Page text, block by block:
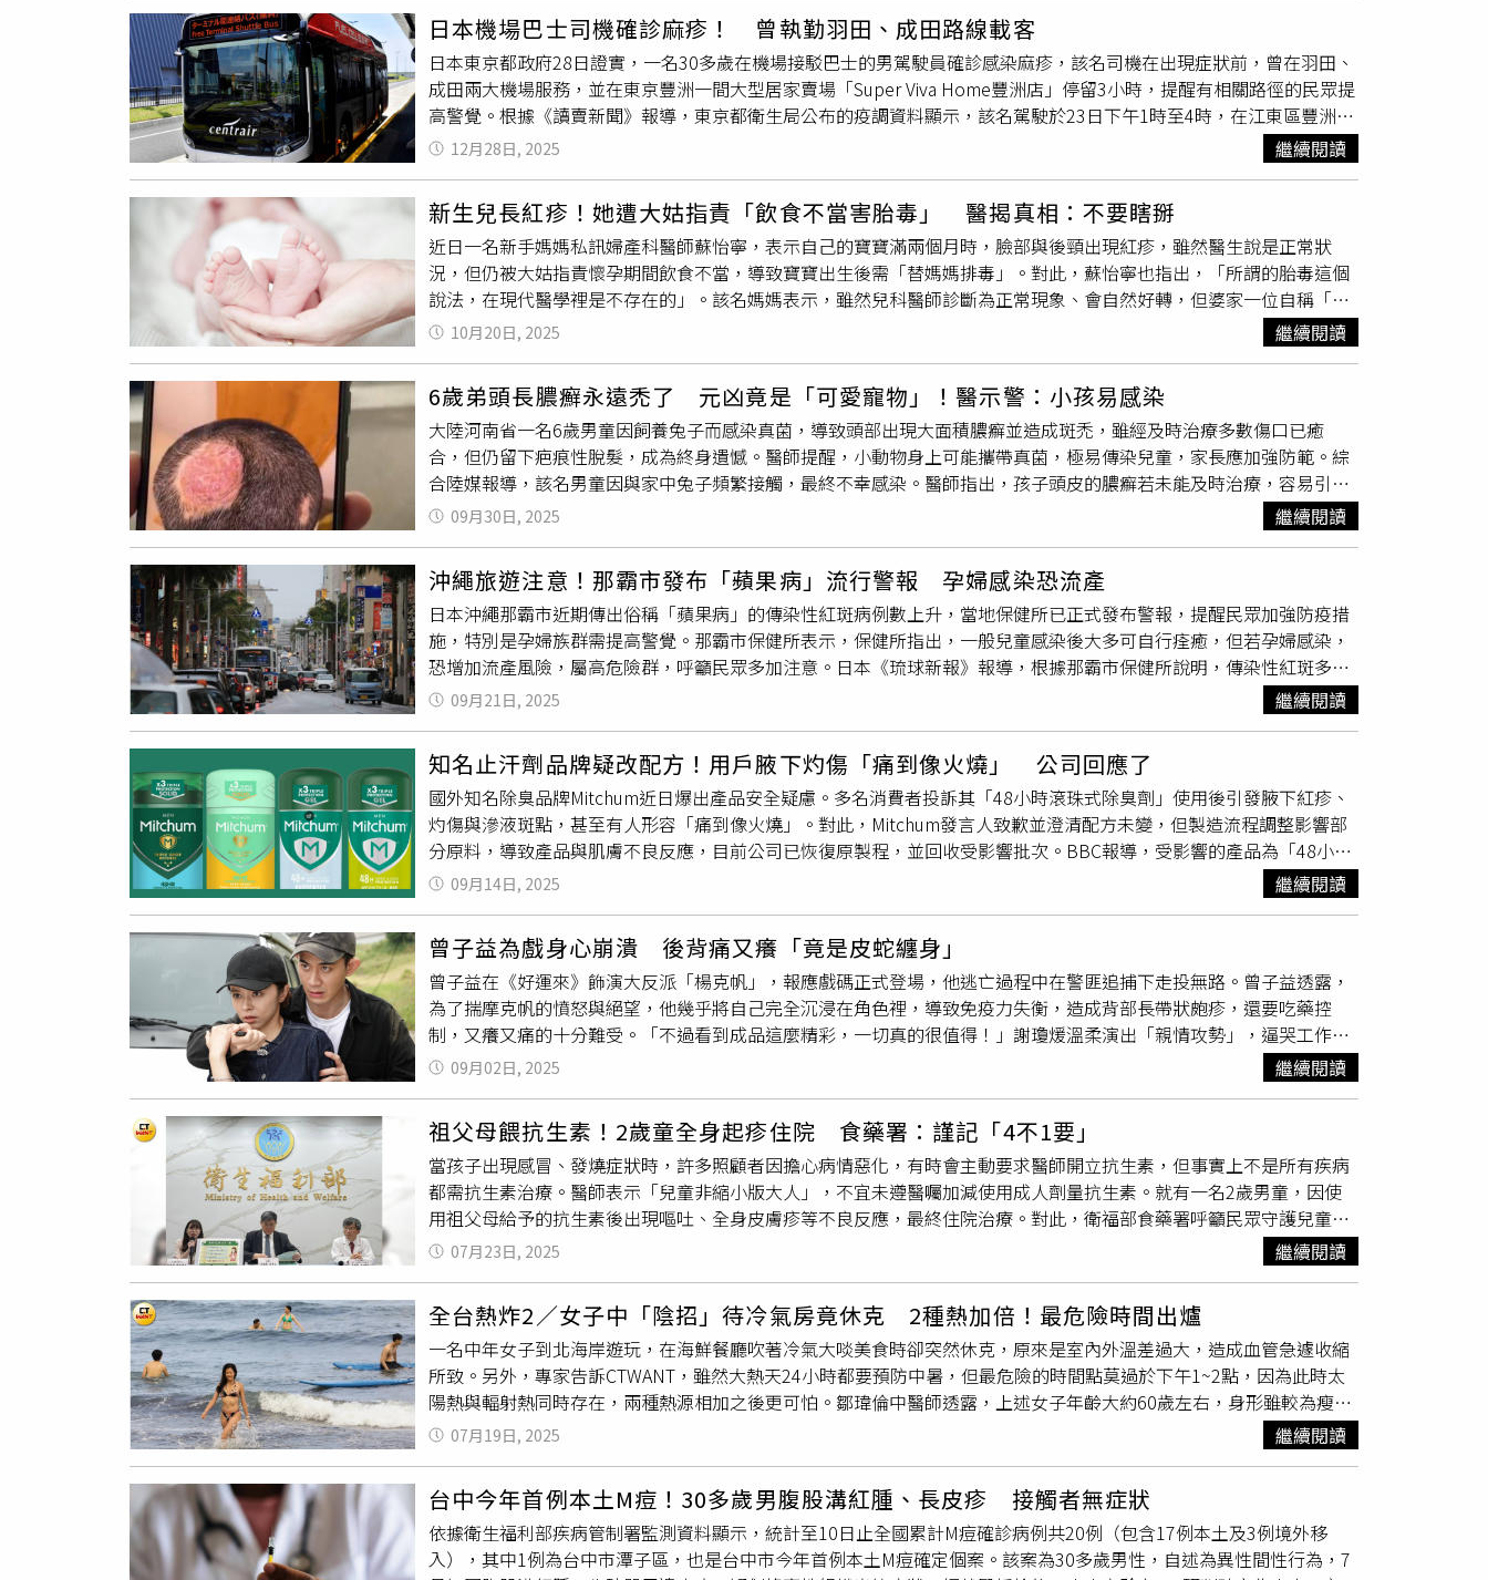
在柬埔寨失去自由的日子，雖然擁擠高溫導致長疹子等問題，但也反思很多，是人生重要歷程。據了解，晚安小雞預計
將在數月後獲釋，屆時依照柬埔寨規定將被驅逐出境且終生不得再入境柬埔寨，各界外界關注他獲釋後是否會被遣返到
對岸？蕭光偉對此強調，在尊重柬國司法以及行政程序的前提之下，會促請柬國政府依「國籍管轄原則」，將我方國籍
人士遣送回台，外交部也會持續提供必要的協助。蕭光偉強調，「晚安小雞」案子已經由柬埔寨的司法機關判決確定，
後續司法處置以及行政處理必須由柬埔寨政府辦理，此案則已經指示我方駐胡志明辦事處持續與柬埔寨政府相關的機關
以及當事人的家屬保持聯繫。蕭光偉重申，外交部現階段依照國際慣例實在不便就特定個案進行預測或者是評論，但外
交部一向以維護國人的權益為最優先的考量，請民眾相信。※CTWANT提醒您：拒絕暴力！尊重身體自主權！請撥打
113、110網紅「晚安小雞」（前排左2）自柬埔寨監牢出獄後將何去何從？各界關注。（圖／報系資料照）
日本機場巴士司機確診麻疹！ 曾執勤羽田、成田路線載客
日本東京都政府28日證實，一名30多歲在機場接駁巴士的男駕駛員確診感染麻疹，該名司機在出現症狀前，曾在羽田、
成田兩大機場服務，並在東京豐洲一間大型居家賣場「Super Viva Home豐洲店」停留3小時，提醒有相關路徑的民眾提
高警覺。根據《讀賣新聞》報導，東京都衛生局公布的疫調資料顯示，該名駕駛於23日下午1時至4時，在江東區豐洲的
「Super Viva Home豐洲店」1樓停留3小時，24日仍工作3個班次，包含上午9時45分自竹芝、臨海、豐洲一帶開往成田
機場，下午1時45分自成田機場開往銀座，以及傍晚5時15分自羽田機場開往豐洲。東京都政府指出，該名司機並無海外
旅遊史，23日開始出現症狀，隨後因發燒、起
及眼睛充血等病況就醫確診，目前當局已掌握其職場內約30名接觸
者，並進行健康觀察。東京都當局呼籲，若曾在上述時間搭乘相關班次的機場接駁巴士，或於同時段出入「Super Viva
Home豐洲店」的民眾，若出現發燒、起疹子、咳嗽、流鼻水或眼睛充血等疑似麻疹症狀，應儘速就醫，並避免搭乘大
眾運輸工具。由於麻疹主要藉由空氣傳播具極強傳染力，未具免疫力者一旦接觸感染者，感染風險幾乎接近100%，呼
籲民眾應提高警覺。
12月28日, 2025 繼續閱讀
新生兒長紅疹！她遭大姑指責「飲食不當害胎毒」 醫揭真相：不要瞎掰
近日一名新手媽媽私訊婦產科醫師蘇怡寧，表示自己的寶寶滿兩個月時，臉部與後頸出現紅疹，雖然醫生說是正常狀
況，但仍被大姑指責懷孕期間飲食不當，導致寶寶出生後需「替媽媽排毒」。對此，蘇怡寧也指出，「所謂的胎毒這個
說法，在現代醫學裡是不存在的」。該名媽媽表示，雖然兒科醫師診斷為正常現象、會自然好轉，但婆家一位自稱「食
療師」的大姑卻認為這是「胎毒」，指責自己在懷孕期間飲食不當，才會導致寶寶出生後需「替媽媽排毒」，甚至將嬰
兒抱去正中午曝曬太陽，讓她心疼不已，因此向蘇醫師求助，希望有專業的醫學說法能讓對方「閉嘴」。對此，蘇怡寧
醫師在臉書發文回應，直言「所謂的胎毒這個說法，在現代醫學裡是不存在的」，並表示理解媽媽面對「情緒勒索」時
的委屈與無力，「我懂妳的無力跟委屈，我真的懂。明明只是再平常不過的新生兒皮膚現象，為什麼要被貼上一個彷彿
媽媽犯了什麼錯的標籤咧？」蘇怡寧指出，嬰兒臉上紅疹的常見原因包括「新生兒粉刺」、「熱疹」、「汗疹」或「脂
漏性皮膚炎」等，這些都屬於皮膚適應外界的自然過程，通常兩三個月內會自行好轉，根本不需要「退胎毒」，「它既
不是疾病名稱，也沒有任何毒需要被排。你不是武俠小說中的武林高手被小人下毒需要排毒，更沒有什麼寶寶要替媽媽
受苦的說法，真的不要瞎掰，謝謝。」蘇怡寧同時提醒，讓嬰兒在正中午曝曬太陽是錯誤行為，「嬰兒皮膚非常薄嫩，
曬幾分鐘就可能曬傷。太陽底下看起來氣色變好，那只是被曬紅了而已好嗎。」若是為了補充維生素D，蘇怡寧建議應
選擇早上九點前或下午四點後陽光較溫和的時段，每天讓寶寶曬約十分鐘即可，僅需露出小手小腳，不必全身曝曬。至
於關於孕婦飲食是否影響寶寶皮膚問題，蘇怡寧強調，只要飲食均衡、避免菸酒與毒品，現代人不會因為「懷孕吃錯東
西」讓孩子長疹子。最後蘇怡寧也語重心長地寫道，「世界上沒有什麼胎毒，只有還在努力長大的小寶貝，跟努力學會
放下罪惡感、不要隨便被情緒勒索的媽咪。無知的大人嘴巴最毒。」蘇怡寧呼籲社會大眾不要再以「胎毒」等無根據的
說法，將責任推給母親或誤導新手爸媽。
10月20日, 2025 繼續閱讀
6歲弟頭長膿癬永遠禿了 元凶竟是「可愛寵物」！醫示警：小孩易感染
大陸河南省一名6歲男童因飼養兔子而感染真菌，導致頭部出現大面積膿癬並造成斑禿，雖經及時治療多數傷口已癒
合，但仍留下疤痕性脫髮，成為終身遺憾。醫師提醒，小動物身上可能攜帶真菌，極易傳染兒童，家長應加強防範。綜
合陸媒報導，該名男童因與家中兔子頻繁接觸，最終不幸感染。醫師指出，孩子頭皮的膿癬若未能及時治療，容易引發
嚴重脫髮，甚至造成永久性毛囊損傷。醫師建議，兒童接觸小動物後務必洗手，家長日常也應觀察寵物體表是否出現膿
，經當地醫院
治療卻未見好轉，反而出現膿包及大面積脫髮。焦急之下，她帶女兒前往湖南省兒童醫院就診，經皮膚科副主任醫師羅
鸯鸯診斷為「膿癬」。更令人驚訝的是，林女士的兒子也因相同症狀曾到院治療，姐弟倆最終均確診為「膿癬」。醫師
進一步了解後發現，林家同樣飼養兔子，孩子們每天都會與兔子玩耍、餵食。羅鸯鸯表示，約八成以上膿癬患兒都與接
觸兔子有關，少部分則與狗有關。因為相關真菌偏好寄生於動物皮毛，一旦小孩直接接觸便可能受到感染。醫師指出，
近20年來膿癬病例增加，與家養寵物數量上升有直接關聯。雖然人們的衛生意識提高，但由於寵物長期與人共同生活在
室內，單靠清潔與洗手難以完全避免風險。專家呼籲，飼主應重視寵物健康並定期檢查，避免因寵物傳染疾病而影響家
人健康。
09月30日, 2025 繼續閱讀
沖繩旅遊注意！那霸市發布「蘋果病」流行警報 孕婦感染恐流產
日本沖繩那霸市近期傳出俗稱「蘋果病」的傳染性紅斑病例數上升，當地保健所已正式發布警報，提醒民眾加強防疫措
施，特別是孕婦族群需提高警覺。那霸市保健所表示，保健所指出，一般兒童感染後大多可自行痊癒，但若孕婦感染，
恐增加流產風險，屬高危險群，呼籲民眾多加注意。日本《琉球新報》報導，根據那霸市保健所說明，傳染性紅斑多發
生於幼兒及兒童，主要症狀為輕微發燒或感冒症狀後，兩頰出現鮮紅色
，因形似蘋果而俗稱「蘋果病」。此疾病的
傳染力最強期通常在患者出現感冒症狀時，透過咳嗽、打噴嚏產生的飛沫即可傳播，與一般呼吸道疾病的傳染方式相
因此市保健所決定發布流行警報，提醒市民提高防範意識。保健所指出，一般兒童感染後大多可自行痊癒，但若孕婦感
染，恐增加流產風險，屬高危險群。為此，當局呼籲有感冒症狀的民眾應配戴口罩，並加強個人衛生習慣，包括勤洗
手、保持良好咳嗽禮節，以減少傳播風險。醫療單位也建議，家長一旦發現孩子出現疑似症狀，應及早就醫，並避免讓
孩子參加群體活動或前往人潮擁擠場所，以降低群聚感染的可能性。那霸市保健所再次強調，面對「蘋果病」疫情升
溫，市民需成為「聰明的防疫者」，日常生活中保持警覺與良好衛生習慣，才能有效降低疫情擴散，保障自身與家人的
09月21日, 2025 繼續閱讀
知名止汗劑品牌疑改配方！用戶腋下灼傷「痛到像火燒」 公司回應了
國外知名除臭品牌Mitchum近日爆出產品安全疑慮。多名消費者投訴其「48小時滾珠式除臭劑」使用後引發腋下紅疹、
灼傷與滲液斑點，甚至有人形容「痛到像火燒」。對此，Mitchum發言人致歉並澄清配方未變，但製造流程調整影響部
分原料，導致產品與肌膚不良反應，目前公司已恢復原製程，並回收受影響批次。BBC報導，受影響的產品為「48小時
滾珠止汗除臭劑」，部分批次在英國、愛爾蘭及南非上市後，引發廣泛不良反應。消費者在TikTok等社群平台分享使用
經驗，有人表示腋下出現「滲液紅腫斑點」與「二級化學灼傷」，甚至無法入睡；也有人指出腋下皮膚長出粉紅疹子並
結痂，使用後痛苦難當。來自曼徹斯特的34歲顧客巴特瑞（Steph Buttery）表示，她使用Mitchum逾15年，但自7月改
用新瓶「粉香型噴霧式除臭劑」後，腋下立即出現紅疹與搔癢，還伴隨明顯異味，嚴重影響日常生活與工作場合的自
信，最終改用其他品牌，症狀隨即消退，直言「這輩子都不會再使用Mitchum」。對此，Mitchum發言人發表聲明，對
消費者的不適深表歉意，並澄清產品配方並未更動，但製造流程一度調整，導致部分原料與肌膚產生不良反應。公司強
調，問題已被確認並修復，目前已恢復原始製程，並正全力回收受影響的100毫升滾珠產品，以避免進一步風險。發言
人補充，噴霧式除臭劑並未受此次事件波及，且公司正積極處理市場上殘餘問題產品，呼籲受影響的消費者盡快與客服
聯繫，以便提供補償與協助。事件持續在社群平台引發熱議，不少用戶表示將全面抵制Mitchum產品，並轉向天然除臭
品牌。
09月14日, 2025 繼續閱讀
曾子益為戲身心崩潰 後背痛又癢「竟是皮蛇纏身」
曾子益在《好運來》飾演大反派「楊克帆」，報應戲碼正式登場，他逃亡過程中在警匪追捕下走投無路。曾子益透露，
為了揣摩克帆的憤怒與絕望，他幾乎將自己完全沉浸在角色裡，導致免疫力失衡，造成背部長帶狀皰疹，還要吃藥控
制，又癢又痛的十分難受。「不過看到成品這麼精彩，一切真的很值得！」謝瓊煖溫柔演出「親情攻勢」，逼哭工作人
員。（圖／民視）而報應戲碼的關鍵人物，就是王瞳飾演的臥底「孟婷」。王瞳坦言，近期拍攝對她而言不只是心力交
瘁，更像體力極限挑戰，「就像比了一場鐵人三項！」她笑說，連日馬不停蹄的外景、棚內拍攝，加上大場面打戲，讓
也過敏不斷。劇中，謝瓊煖飾演的奶奶，是曾子益的罩門，讓他突破心防自願投案。曾子益表示，與謝
瓊煖對戲時完全被對方的能量感染，「瓊煖姐一摸我的頭，我就立刻淚崩！她給我滿滿的力量，讓我能真實體會克帆最
脆弱的一面。」拍攝當下，謝瓊煖其實因頭部受傷包著繃帶，忍到拍完才笑著喊「我的頭超癢啦！」逗樂現場工作人
員。
09月02日, 2025 繼續閱讀
祖父母餵抗生素！2歲童全身起疹住院 食藥署：謹記「4不1要」
當孩子出現感冒、發燒症狀時，許多照顧者因擔心病情惡化，有時會主動要求醫師開立抗生素，但事實上不是所有疾病
都需抗生素治療。醫師表示「兒童非縮小版大人」，不宜未遵醫囑加減使用成人劑量抗生素。就有一名2歲男童，因使
用祖父母給予的抗生素後出現嘔吐、全身皮膚疹等不良反應，最終住院治療。對此，衛福部食藥署呼籲民眾守護兒童用
藥安全，使用抗生素四不一要，包括不主動要求抗生素、不隨便自己買抗生素吃、不吃他人抗生素、不隨便停藥。衛福
部食藥署今天召開「守護兒童用藥安全，使用抗生素四不一要」記者會，林口長庚醫院兒童一般醫學科、兒科急診主治
細菌感染的疾病無效。他也指出，醫師通常開立抗生素的情況包括流感、急性中耳炎、C型肺炎、泌尿道感染等疾病，
當兒童因病使用抗生素時，醫師、家長角色就很重要。吳昌騰說，兒童不是縮小版大人，體內各系統尚未完全發育成
熟，對於藥物的吸收、代謝、排泄和作用方式與成人有很大不同，因此即使是「減量處理」，也無法準確推估安全劑
量，部分藥品在兒童身上可能導致呼吸抑制、腸阻塞、抽搐、心律不整等嚴重不良反應，因此醫師開立兒童抗生素時須
以年齡、體重或體表面積為標準，像常見的安莫西林（Amoxicillin），15公斤幼兒的劑量不像成人需500毫克，約200毫
克即可。林口長庚醫院兒童一般醫學科、兒科急診主治醫師吳昌騰。（圖／林則澄攝）吳昌騰提到，有名2歲男童由祖
父母負責日常照護，男童傳染性單核球增生症（EB病毒感染）發燒後，祖父母未帶男童就醫，因擔心男童不適，基於過
去自身經驗，擅自取用家中留下的退燒藥及成人安莫西林（Amoxicillin）500毫克，將抗生素減量後給予男童服用，結果
男童服藥後陸續出現噁心、嘔吐、全身皮膚疹，且有食慾明顯下降、活動力變差，最後必須住院治療。吳昌騰說，以抗
生素安莫西林（Amoxicillin）為例，若兒童使用成人劑量，有可能導致大便次數與頻率改變，排泄物的型態也可能有異
07月23日, 2025 繼續閱讀
全台熱炸2／女子中「陰招」待冷氣房竟休克 2種熱加倍！最危險時間出爐
一名中年女子到北海岸遊玩，在海鮮餐廳吹著冷氣大啖美食時卻突然休克，原來是室內外溫差過大，造成血管急遽收縮
所致。另外，專家告訴CTWANT，雖然大熱天24小時都要預防中暑，但最危險的時間點莫過於下午1~2點，因為此時太
陽熱與輻射熱同時存在，兩種熱源相加之後更可怕。鄒瑋倫中醫師透露，上述女子年齡大約60歲左右，身形雖較為瘦
弱，但一向健康，七月初女子到貢寮遊玩，天氣酷熱於是「躲」進餐廳吃飯，沒想到女子突然昏倒、翻白眼，幸好緊急
送醫後恢復健康。「應該是溫差太大！一般在很熱的環境，人體的血管是舒張的，要散熱；但是瞬間到一個很冷的地
說，相反來說，如果平常長時間吹冷氣，身體血液循環就會逐漸變慢，但室外氣溫高又會促使血流加快，就會造成體內
循環跟不上夏天的快節奏，讓體質變得虛寒濕冷，陷入惡性循環。國泰醫院心臟內科醫師陳玠宇曾受訪表示，雖然沒有
研究特別提到差幾度會提高風險，不過一般會建議最好不要超過5至10度，尤其心臟病一發作往往難以搶救，建議有心
07月19日, 2025 繼續閱讀
台中今年首例本土M痘！30多歲男腹股溝紅腫、長皮疹 接觸者無症狀
依據衛生福利部疾病管制署監測資料顯示，統計至10日止全國累計M痘確診病例共20例（包含17例本土及3例境外移
入），其中1例為台中市潭子區，也是台中市今年首例本土M痘確定個案。該案為30多歲男性，自述為異性間性行為，7